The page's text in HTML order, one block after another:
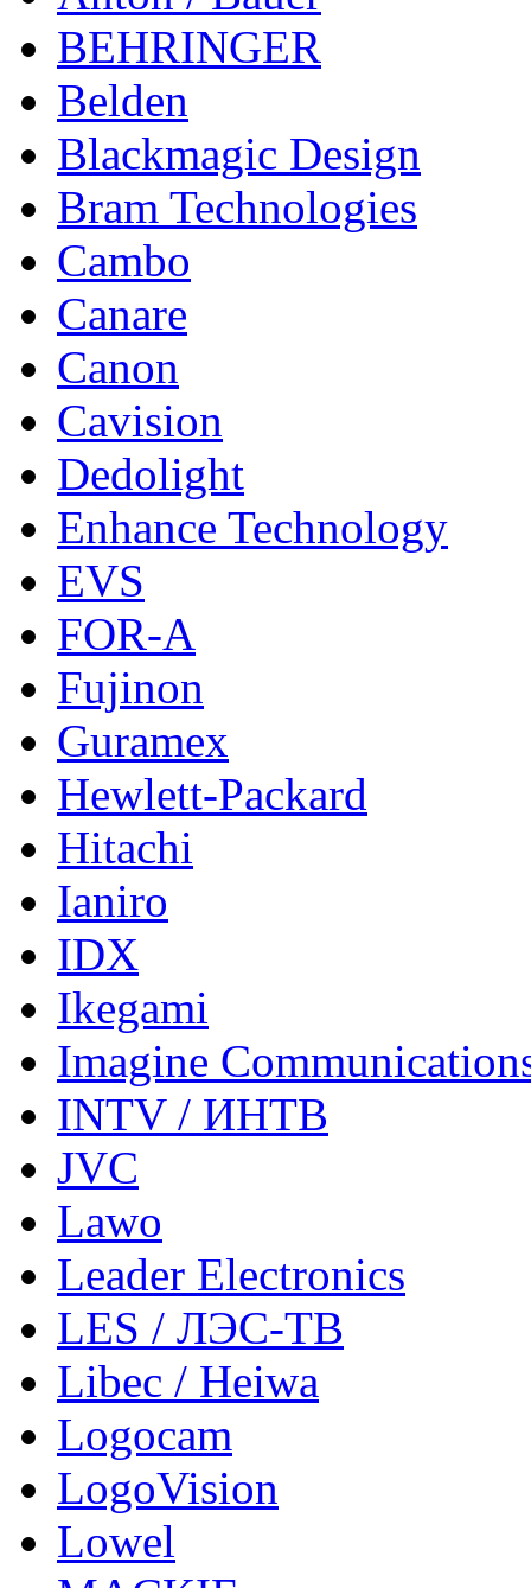
BEHRINGER
Belden
Blackmagic Design
Bram Technologies
Cambo
Canare
Canon
Cavision
Dedolight
Enhance Technology
EVS
FOR-A
Fujinon
Guramex
Hewlett-Packard
Hitachi
Ianiro
IDX
Ikegami
Imagine
INTV / ИНТВ
JVC
Lawo
Leader Electronics
LES / ЛЭС-ТВ
Libec / Heiwa
Logocam
LogoVision
Lowel